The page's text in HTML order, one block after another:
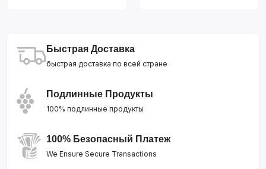
Быстрая Доставка
быстрая доставка по всей стране
Подлинные Продукты
100% подлинные продукты
100% Безопасный Платеж
We Ensure Secure Transactions